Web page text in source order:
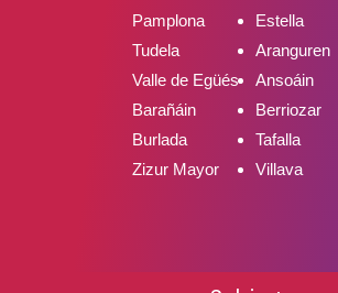
Pamplona
Tudela
Valle de Egüés
Barañáin
Burlada
Zizur Mayor
Estella
Aranguren
Ansoáin
Berriozar
Tafalla
Villava